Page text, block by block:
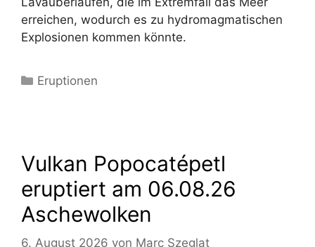
erreichen, wodurch es zu hydromagmatischen
Explosionen kommen könnte.
Kategorien
Eruptionen
Vulkan Popocatépetl
eruptiert am 06.08.26
Aschewolken
6. August 2026 von Marc Szeglat